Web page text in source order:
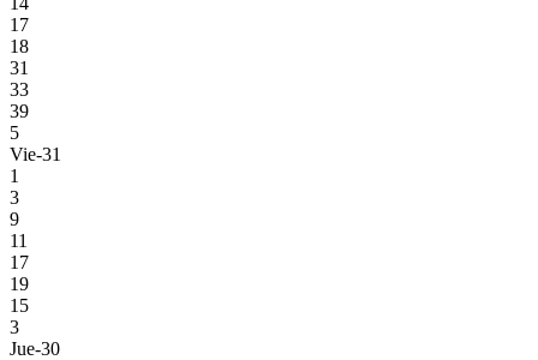
17
18
31
33
39
5
Vie-31
1
3
9
11
17
19
15
3
Jue-30